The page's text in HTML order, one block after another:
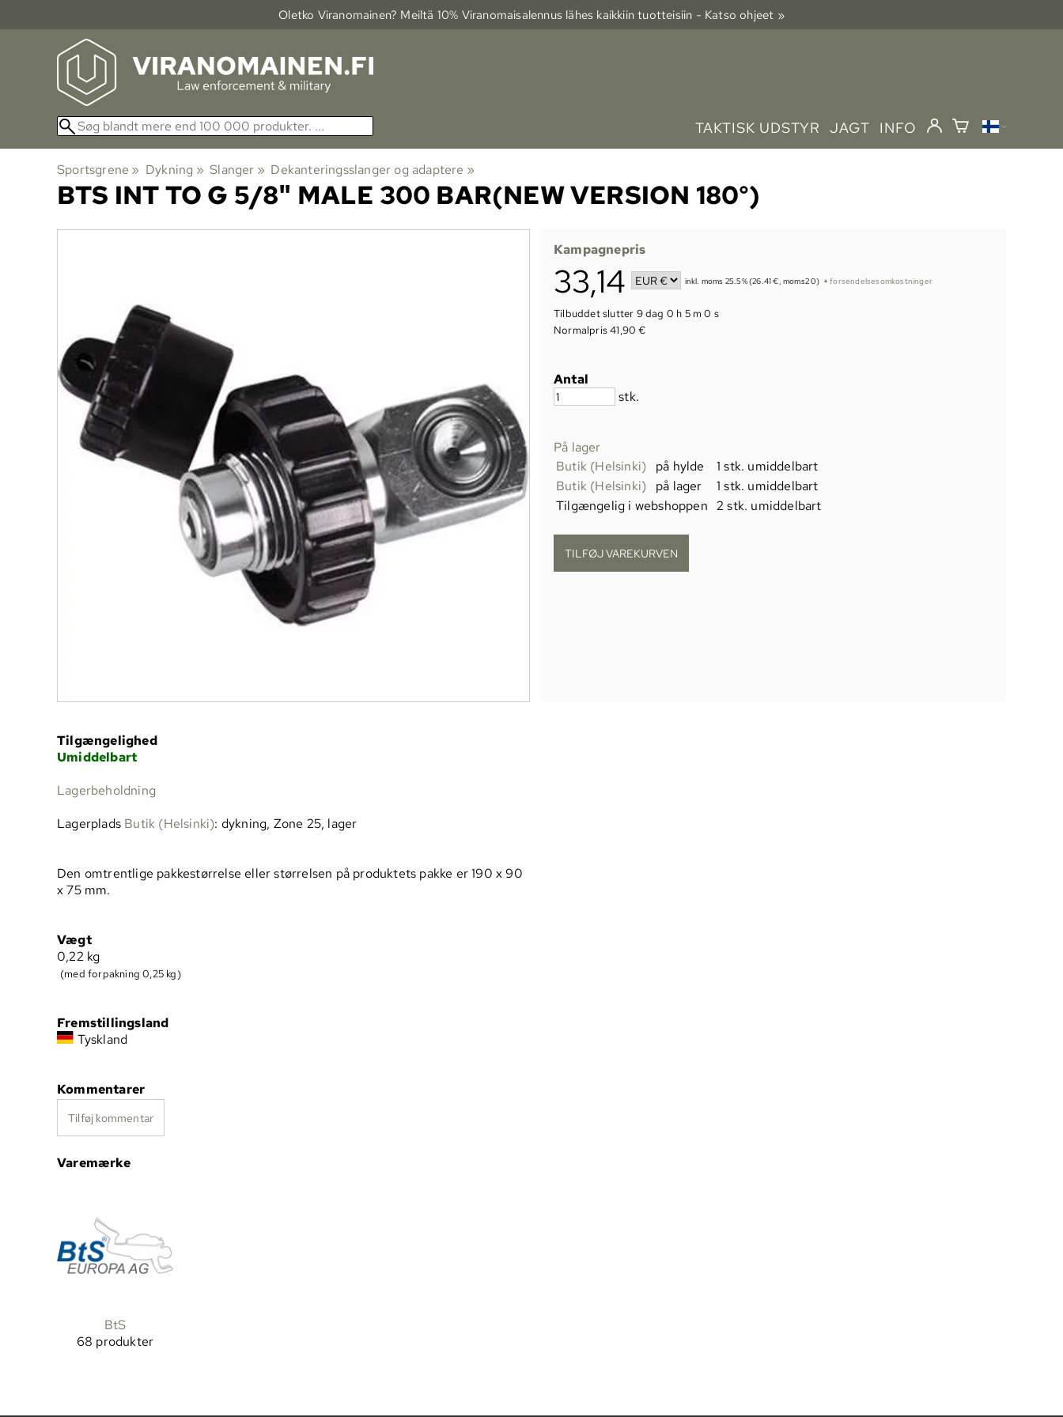
Oletko Viranomainen? Meiltä 10% Viranomais­alennus lähes kaikkiin tuotteisiin - Katso ohjeet »
TAKTISK UDSTYR JAGT INFO
Sportsgrene ‪» Dykning ‪» Slanger ‪» Dekanteringsslanger og adaptere ‪»
BTS INT TO G 5/8" MALE 300 BAR(NEW VERSION 180°)
Kampagnepris
33,14 inkl. moms 25.5% (26.41 €, moms2 0) +forsendelsesomkostninger
Tilbuddet slutter 9 dag 0 h 5 m 0 s
Normalpris 41,90 €
Antal
stk.
På lager
Butik (Helsinki)
på hylde
1 stk. umiddelbart
Butik (Helsinki)
på lager
1 stk. umiddelbart
Tilgængelig i webshoppen 2 stk. umiddelbart
Tilgængelighed
Umiddelbart
Lagerbeholdning
Lagerplads Butik (Helsinki): dykning, Zone 25, lager
Den omtrentlige pakkestørrelse eller størrelsen på produktets pakke er 190 x 90
x 75 mm.
Vægt
0,22 kg
(med forpakning 0,25 kg)
Fremstillingsland
Tyskland
Kommentarer
Tilføj kommentar
Varemærke
BtS
68 produkter